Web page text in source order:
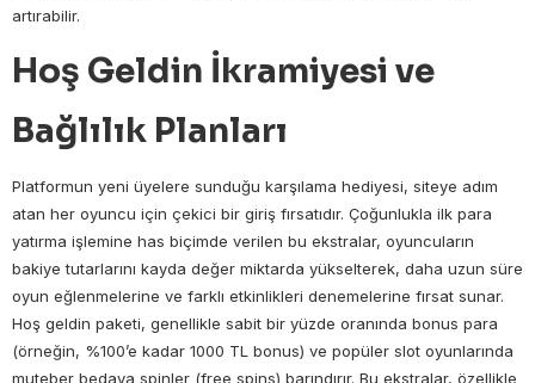
artırabilir.
Hoş Geldin İkramiyesi ve
Bağlılık Planları
Platformun yeni üyelere sunduğu karşılama hediyesi, siteye adım
atan her oyuncu için çekici bir giriş fırsatıdır. Çoğunlukla ilk para
yatırma işlemine has biçimde verilen bu ekstralar, oyuncuların
bakiye tutarlarını kayda değer miktarda yükselterek, daha uzun süre
oyun eğlenmelerine ve farklı etkinlikleri denemelerine fırsat sunar.
Hoş geldin paketi, genellikle sabit bir yüzde oranında bonus para
(örneğin, %100’e kadar 1000 TL bonus) ve popüler slot oyunlarında
muteber bedava spinler (free spins) barındırır. Bu ekstralar, özellikle